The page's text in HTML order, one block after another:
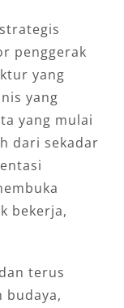
penggerak
yang
yang
yang mulai
dari sekadar
bekerja,
terus
budaya,